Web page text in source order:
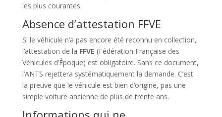
les plus courantes.
Absence d’attestation FFVE
Si le véhicule n’a pas encore été reconnu en collection,
l’attestation de la FFVE (Fédération Française des
Véhicules d’Époque) est obligatoire. Sans ce document,
l’ANTS rejettera systématiquement la demande. C’est
la preuve que le véhicule est bien d’origine, pas une
simple voiture ancienne de plus de trente ans.